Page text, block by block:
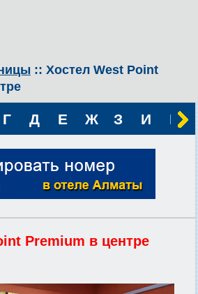
:: Хостел West Point
Г Д Е Ж З И К
Premium в центре